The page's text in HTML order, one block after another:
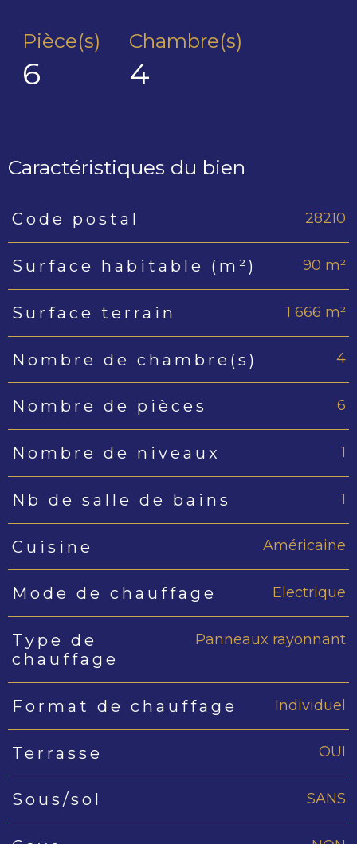
Pièce(s)
6
Chambre(s)
4
Caractéristiques du bien
Caractéristiques
Code postal 28210
Surface habitable (m²) 90 m²
Surface terrain 1 666 m²
Nombre de chambre(s) 4
Nombre de pièces 6
Nombre de niveaux 1
Nb de salle de bains 1
Cuisine Américaine
Mode de chauffage Electrique
Type de
chauffage
Panneaux rayonnant
Format de chauffage Individuel
Terrasse OUI
Sous/sol SANS